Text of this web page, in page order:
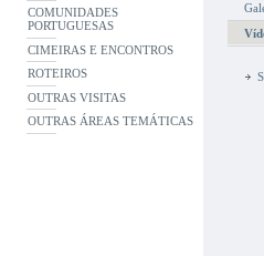
COMUNIDADES
PORTUGUESAS
CIMEIRAS E ENCONTROS
ROTEIROS
OUTRAS VISITAS
OUTRAS ÁREAS TEMÁTICAS